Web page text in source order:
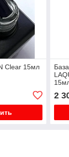
Clear 15мл
2